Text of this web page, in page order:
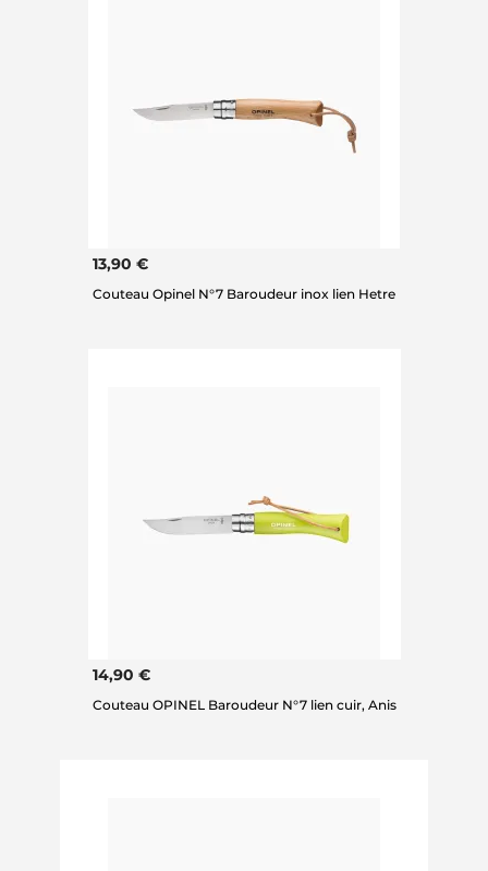
13,90 €
Couteau Opinel N°7 Baroudeur inox lien Hetre
14,90 €
Couteau OPINEL Baroudeur N°7 lien cuir, Anis